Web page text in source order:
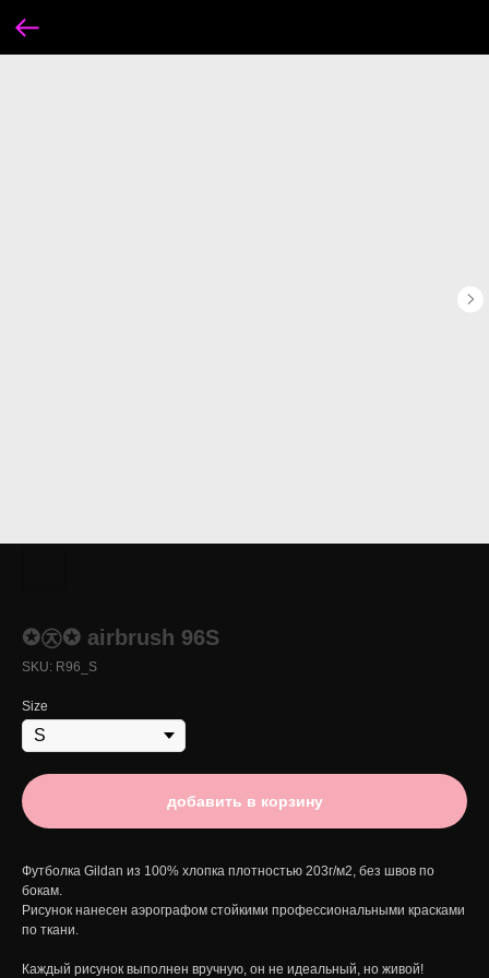
✪㉨✪ airbrush 96S
SKU: R96_S
Size
добавить в корзину
Футболка Gildan из 100% хлопка плотностью 203г/м2, без швов по
бокам.
Рисунок нанесен аэрографом стойкими профессиональными красками
по ткани.
Каждый рисунок выполнен вручную, он не идеальный, но живой!